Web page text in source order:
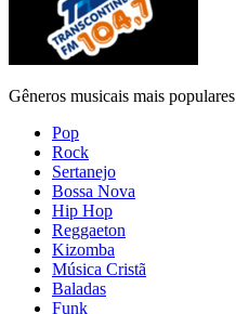
Gêneros musicais mais populares
Pop
Rock
Sertanejo
Bossa Nova
Hip Hop
Reggaeton
Kizomba
Música Cristã
Baladas
Funk